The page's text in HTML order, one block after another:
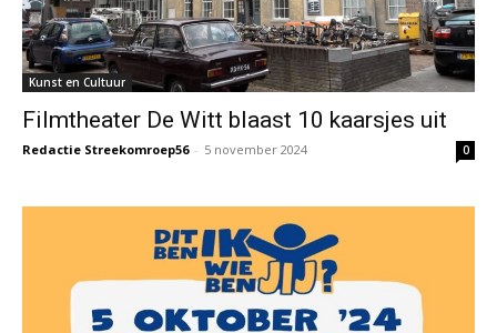
Kunst en Cultuur
Filmtheater De Witt blaast 10 kaarsjes uit
Redactie Streekomroep56 - 5 november 2024 0